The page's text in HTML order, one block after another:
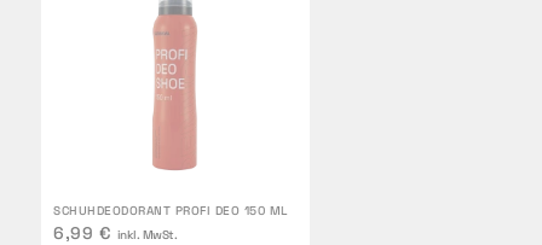
SCHUHDEODORANT PROFI DEO 150 ML
6,99 € inkl. MwSt.